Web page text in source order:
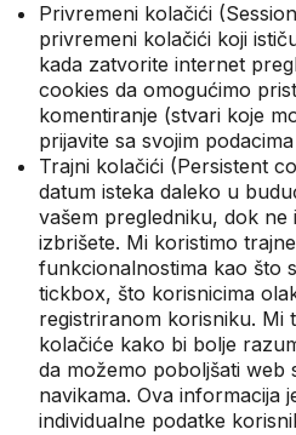
Privremeni kolačići
privremeni kolačići koji
kada zatvorite internet
cookies da omogućimo
komentiranje (stvari koje
prijavite sa svojim
Trajni kolačići (Persistent
datum isteka daleko u
vašem pregledniku, dok
izbrišete. Mi koristimo
funkcionalnostima kao što
tickbox, što korisnicima
registriranom korisniku. Mi
kolačiće kako bi bolje
da možemo poboljšati web
navikama. Ova informacija
individualne podatke